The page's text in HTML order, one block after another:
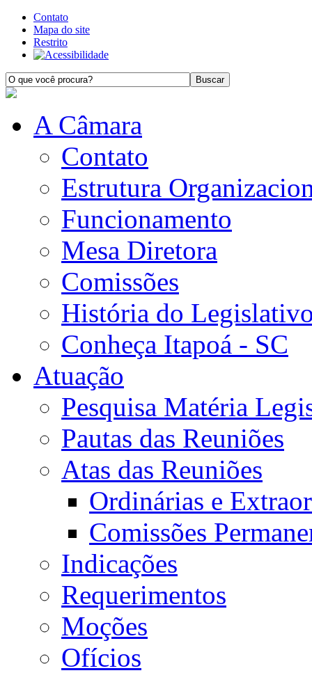
Contato
Mapa do site
Restrito
A Câmara
Contato
Estrutura
Funcionamento
Mesa Diretora
Comissões
História do
Conheça Itapoá - SC
Atuação
Pesquisa Matéria
Pautas das Reuniões
Atas das Reuniões
Ordinárias e
Comissões
Indicações
Requerimentos
Moções
Ofícios